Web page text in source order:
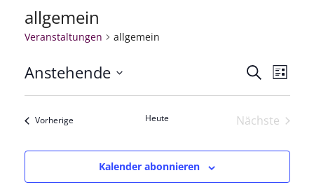
allgemein
Veranstaltungen allgemein
SucheListe
Anstehende
Datum
VorherigeVeranstaltungen Heute
Nächste
Kalender abonnieren